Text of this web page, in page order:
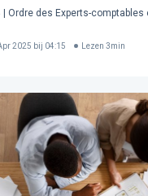
| Ordre des Experts-
2025 bij 04:15 Lezen 3min